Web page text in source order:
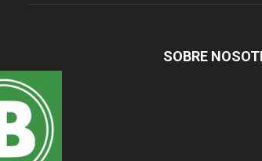
SOBRE